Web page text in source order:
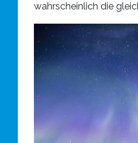
wahrscheinlich die